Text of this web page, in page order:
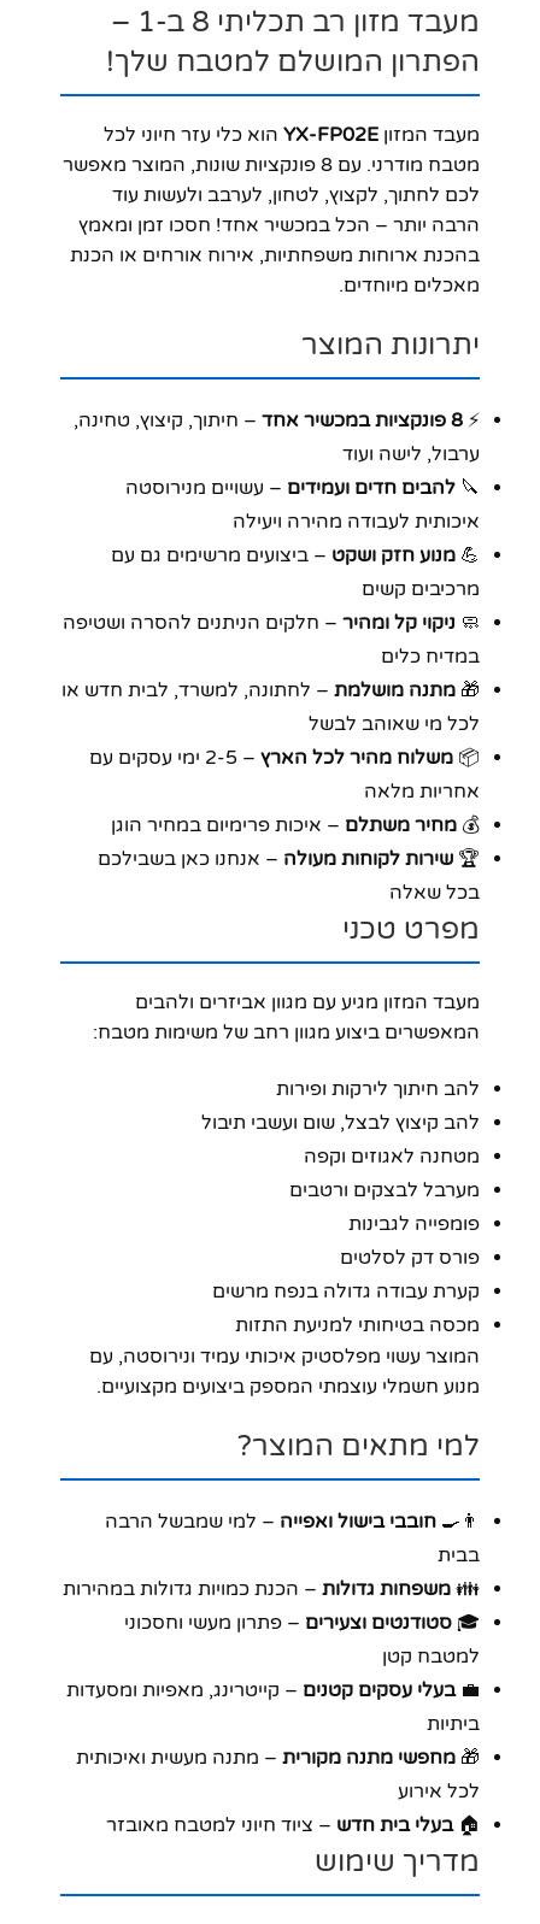
מעבד מזון רב תכליתי 8 ב-1 –
הפתרון המושלם למטבח שלך!
מעבד המזון YX-FP02E הוא כלי עזר חיוני לכל
מטבח מודרני. עם 8 פונקציות שונות, המוצר מאפשר
לכם לחתוך, לקצוץ, לטחון, לערבב ולעשות עוד
הרבה יותר – הכל במכשיר אחד! חסכו זמן ומאמץ
בהכנת ארוחות משפחתיות, אירוח אורחים או הכנת
מאכלים מיוחדים.
יתרונות המוצר
⚡ 8 פונקציות במכשיר אחד
– חיתוך, קיצוץ, טחינה,
ערבול, לישה ועוד
🔪 להבים חדים ועמידים – עשויים מנירוסטה
איכותית לעבודה מהירה ויעילה
💪 מנוע חזק ושקט – ביצועים מרשימים גם עם
מרכיבים קשים
🧼 ניקוי קל ומהיר – חלקים הניתנים להסרה ושטיפה
במדיח כלים
🎁 מתנה מושלמת – לחתונה, למשרד, לבית חדש או
לכל מי שאוהב לבשל
📦 משלוח מהיר לכל הארץ
– 2-5 ימי עסקים עם
אחריות מלאה
💰 מחיר משתלם – איכות פרימיום במחיר הוגן
🏆 שירות לקוחות מעולה – אנחנו כאן בשבילכם
בכל שאלה
מפרט טכני
מעבד המזון מגיע עם מגוון אביזרים ולהבים
המאפשרים ביצוע מגוון רחב של משימות מטבח:
להב חיתוך לירקות ופירות
להב קיצוץ לבצל, שום ועשבי תיבול
מטחנה לאגוזים וקפה
מערבל לבצקים ורטבים
פומפייה לגבינות
פורס דק לסלטים
קערת עבודה גדולה בנפח מרשים
מכסה בטיחותי למניעת התזות
המוצר עשוי מפלסטיק איכותי עמיד ונירוסטה, עם
מנוע חשמלי עוצמתי המספק ביצועים מקצועיים.
למי מתאים המוצר?
👨‍🍳 חובבי בישול ואפייה – למי שמבשל הרבה
בבית
👪 משפחות גדולות – הכנת כמויות גדולות במהירות
🎓 סטודנטים וצעירים – פתרון מעשי וחסכוני
למטבח קטן
💼בעלי עסקים קטנים – קייטרינג, מאפיות ומסעדות
ביתיות
🎁 מחפשי מתנה מקורית – מתנה מעשית ואיכותית
לכל אירוע
🏠בעלי בית חדש – ציוד חיוני למטבח מאובזר
מדריך שימוש